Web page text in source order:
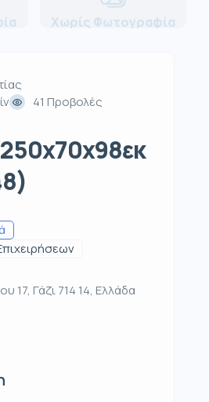
Χωρίς Φωτογραφία
41 Προβολές
17, Γάζι 714 14, Ελλάδα